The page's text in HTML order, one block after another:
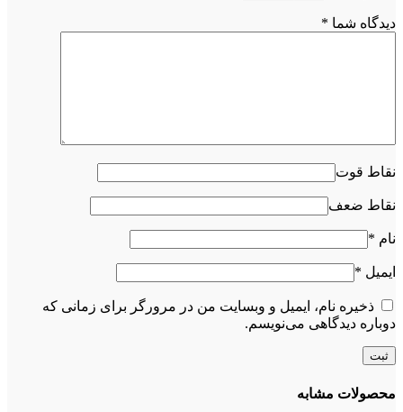
دیدگاه شما *
نقاط قوت
نقاط ضعف
نام *
ایمیل *
ذخیره نام، ایمیل و وبسایت من در مرورگر برای زمانی که
دوباره دیدگاهی می‌نویسم.
محصولات مشابه